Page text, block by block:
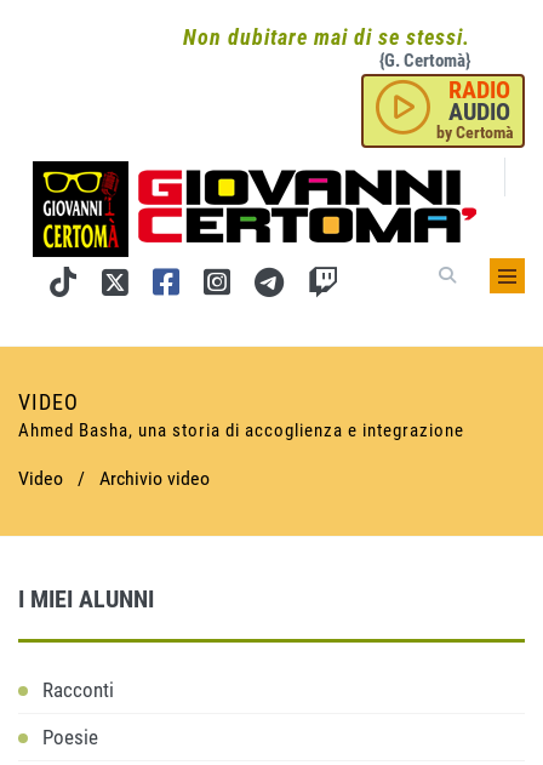
Non dubitare mai di se stessi.
{G. Certomà}
RADIO
AUDIO
by Certomà
VIDEO
Ahmed Basha, una storia di accoglienza e integrazione
Video / Archivio video
I MIEI ALUNNI
Racconti
Poesie